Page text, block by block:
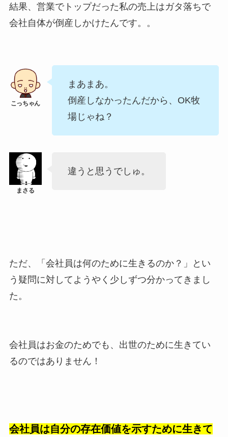
結果、営業でトップだった私の売上はガタ落ちで
会社自体が倒産しかけたんです。。
まあまあ。
倒産しなかったんだから、OK牧
場じゃね？
違うと思うでしゅ。
ただ、「会社員は何のために生きるのか？」とい
う疑問に対してようやく少しずつ分かってきまし
た。
会社員はお金のためでも、出世のために生きてい
るのではありません！
会社員は自分の存在価値を示すために生きて